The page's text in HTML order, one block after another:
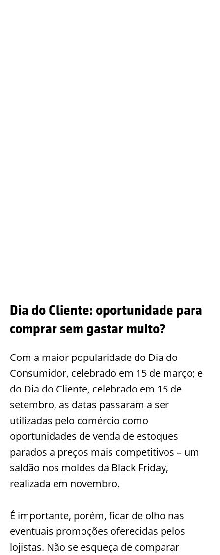
Dia do Cliente: oportunidade para
comprar sem gastar muito?
Com a maior popularidade do Dia do
Consumidor, celebrado em 15 de março; e
do Dia do Cliente, celebrado em 15 de
setembro, as datas passaram a ser
utilizadas pelo comércio como
oportunidades de venda de estoques
parados a preços mais competitivos – um
saldão nos moldes da Black Friday,
realizada em novembro.
É importante, porém, ficar de olho nas
eventuais promoções oferecidas pelos
lojistas. Não se esqueça de comparar